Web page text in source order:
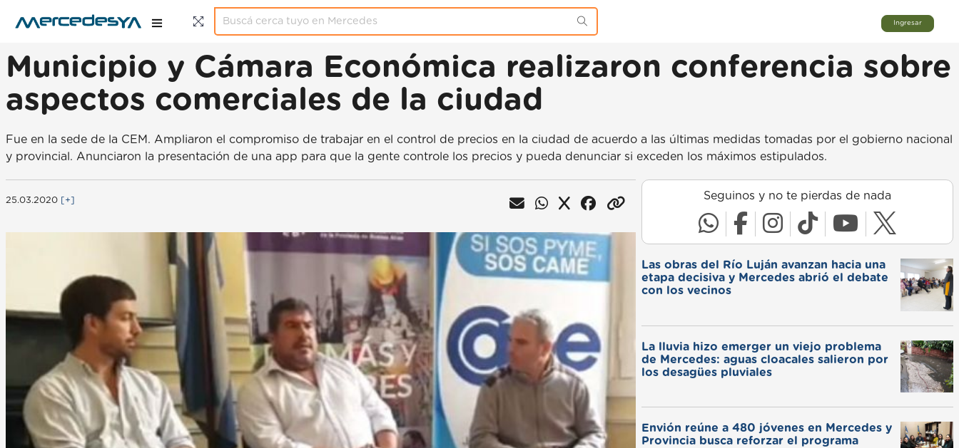
Ingresar
Municipio y Cámara Económica realizaron conferencia sobre
aspectos comerciales de la ciudad
Fue en la sede de la CEM. Ampliaron el compromiso de trabajar en el control de precios en la ciudad de acuerdo a las últimas medidas tomadas por el gobierno nacional
y provincial. Anunciaron la presentación de una app para que la gente controle los precios y pueda denunciar si exceden los máximos estipulados.
25.03.2020 [+] Seguinos y no te pierdas de nada
Las obras del Río Luján avanzan hacia una
etapa decisiva y Mercedes abrió el debate
con los vecinos
La lluvia hizo emerger un viejo problema
de Mercedes: aguas cloacales salieron por
los desagües pluviales
Envión reúne a 480 jóvenes en Mercedes y
Provincia busca reforzar el programa